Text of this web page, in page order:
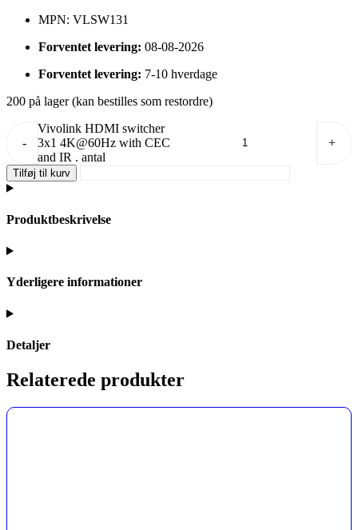
MPN: VLSW131
Forventet levering: 08-08-2026
Forventet levering: 7-10 hverdage
200 på lager (kan bestilles som restordre)
-
Vivolink HDMI switcher
3x1 4K@60Hz with CEC
and IR . antal
+
Tilføj til kurv
Produktbeskrivelse
Yderligere informationer
Detaljer
Relaterede produkter